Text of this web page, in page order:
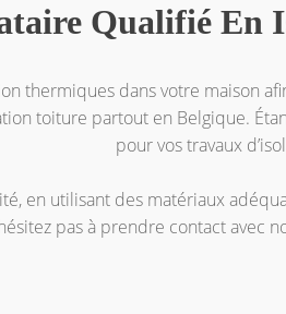
Qualifié En
thermiques dans votre maison
toiture partout en Belgique.
pour vos travaux
en utilisant des matériaux
pas à prendre contact